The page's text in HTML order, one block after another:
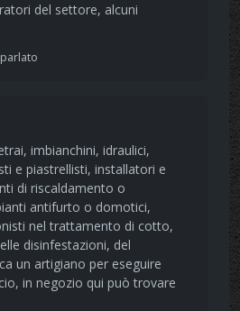
del settore, alcuni
imbianchini, idraulici,
e piastrellisti, installatori e
di riscaldamento o
antifurto o domotici,
nel trattamento di cotto,
disinfestazioni, del
un artigiano per eseguire
in negozio qui può trovare